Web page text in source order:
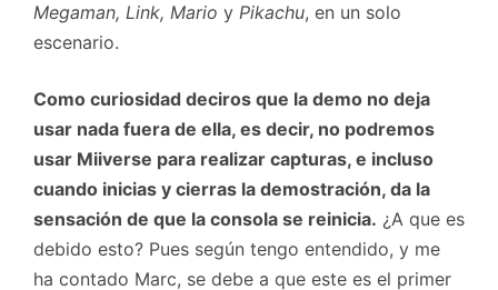
Megaman, Link, Mario y Pikachu, en un solo
escenario.
Como curiosidad deciros que la demo no deja
usar nada fuera de ella, es decir, no podremos
usar Miiverse para realizar capturas, e incluso
cuando inicias y cierras la demostración, da la
sensación de que la consola se reinicia. ¿A que es
debido esto? Pues según tengo entendido, y me
ha contado Marc, se debe a que este es el primer